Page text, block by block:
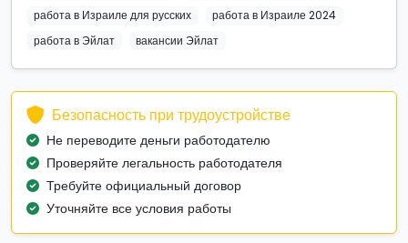
работа в Израиле для русских
работа в Израиле 2024
работа в Эйлат
вакансии Эйлат
Безопасность при трудоустройстве
Не переводите деньги работодателю
Проверяйте легальность работодателя
Требуйте официальный договор
Уточняйте все условия работы